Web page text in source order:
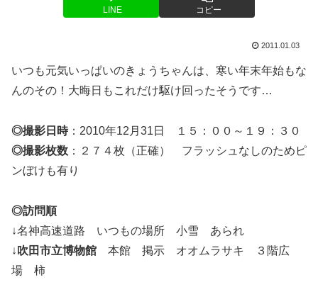
LINE コピー
2011.01.03
いつも元気いっぱいのきょうちゃんは、寒い年末年始もな
んのその！大晦日もこれだけ駆け回ったそうです…
◎撮影日時：2010年12月31日 １５：００～１９：３０
◎撮影枚数 ：２７４枚（正確） フラッシュなしのためピ
ンぼけも有り
◎訪問順
↓名神高速道路 いつもの場所 小雪 あられ
↓ 吹田市立博物館 本館 掲示 オオムラサキ ３階広
場 柿